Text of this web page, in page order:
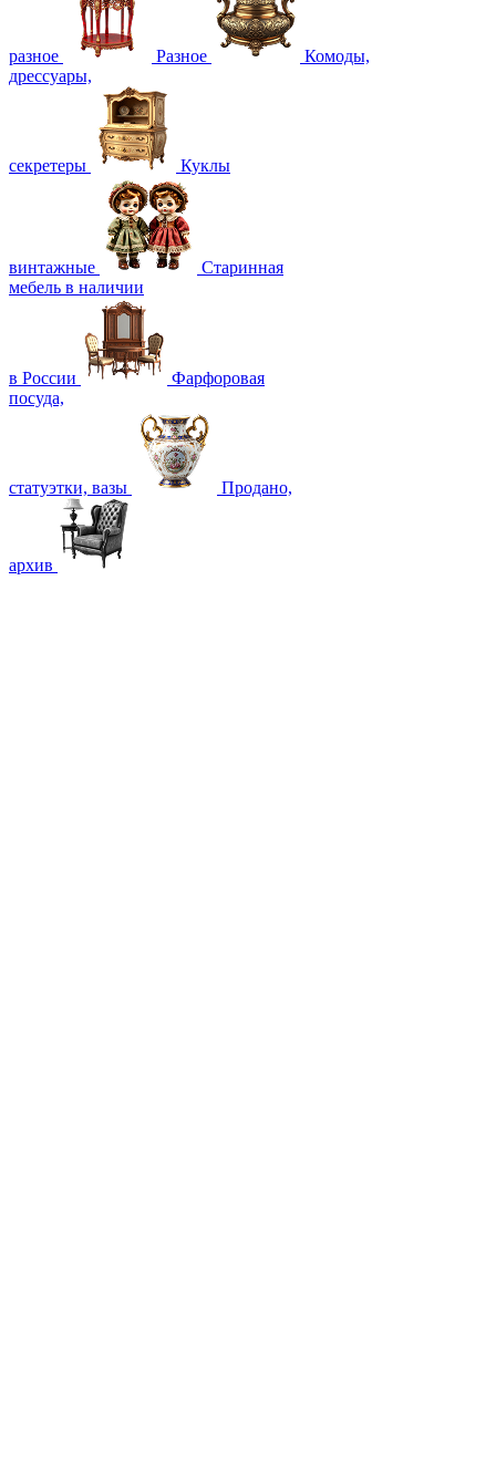
разное Разное
Комоды,
дрессуары,
секретеры Куклы
винтажные
Старинная
мебель в наличии
в России
Фарфоровая
посуда,
статуэтки, вазы Продано,
архив